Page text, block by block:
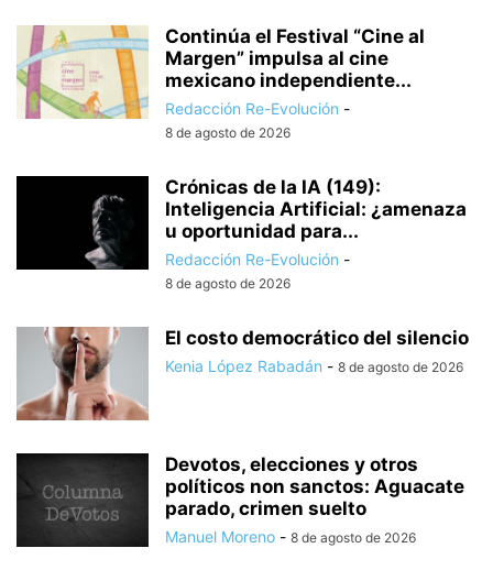
Continúa el Festival “Cine al
Margen” impulsa al cine
mexicano independiente...
Redacción Re-Evolución -
8 de agosto de 2026
Crónicas de la IA (149):
Inteligencia Artificial: ¿amenaza
u oportunidad para...
Redacción Re-Evolución -
8 de agosto de 2026
El costo democrático del silencio
Kenia López Rabadán - 8 de agosto de 2026
Devotos, elecciones y otros
políticos non sanctos: Aguacate
parado, crimen suelto
Manuel Moreno - 8 de agosto de 2026